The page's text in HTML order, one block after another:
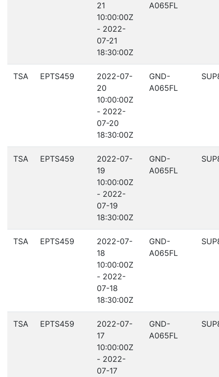
21
10:00:00Z
- 2022-
07-21
18:30:00Z
A065FL
TSA EPTS459
2022-07-
20
10:00:00Z
- 2022-
07-20
18:30:00Z
GND-
A065FL
TSA EPTS459
2022-07-
19
10:00:00Z
- 2022-
07-19
18:30:00Z
GND-
A065FL
TSA EPTS459
2022-07-
18
10:00:00Z
- 2022-
07-18
18:30:00Z
GND-
A065FL
TSA EPTS459
2022-07-
17
10:00:00Z
- 2022-
07-17
GND-
A065FL